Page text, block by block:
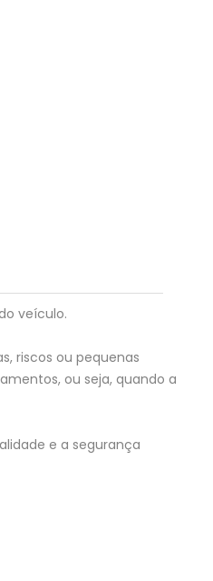
veículo.
riscos ou pequenas
ou seja, quando a
e a segurança